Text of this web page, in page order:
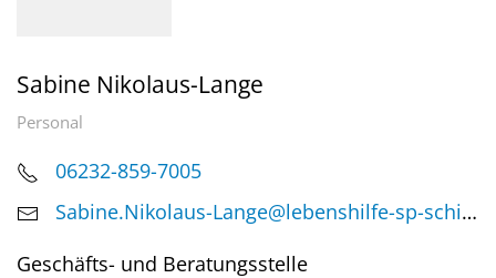
Sabine Nikolaus-Lange
Personal
06232-859-7005
Sabine.Nikolaus-Lange@lebenshilfe-sp-schi.de
Geschäfts- und Beratungsstelle